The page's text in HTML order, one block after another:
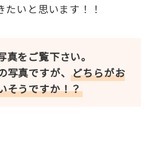
いと思います！！
真をご覧下さい。
写真ですが、どちらがお
そうですか！？